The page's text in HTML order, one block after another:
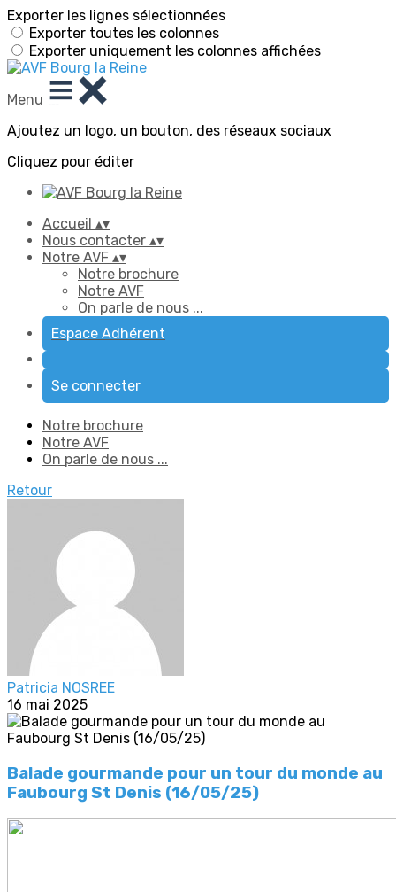
Exporter les lignes sélectionnées
Exporter toutes les colonnes
Exporter uniquement les colonnes affichées
Menu
Ajoutez un logo, un bouton, des réseaux sociaux
Cliquez pour éditer
Accueil ▴▾
Nous contacter ▴▾
Notre AVF ▴▾
Notre brochure
Notre AVF
On parle de nous ...
Espace Adhérent
Se connecter
Notre brochure
Notre AVF
On parle de nous ...
Retour
Patricia NOSREE
16 mai 2025
Balade gourmande pour un tour du monde au
Faubourg St Denis (16/05/25)